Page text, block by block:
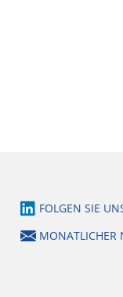
FOLGEN SIE
MONATLICHER